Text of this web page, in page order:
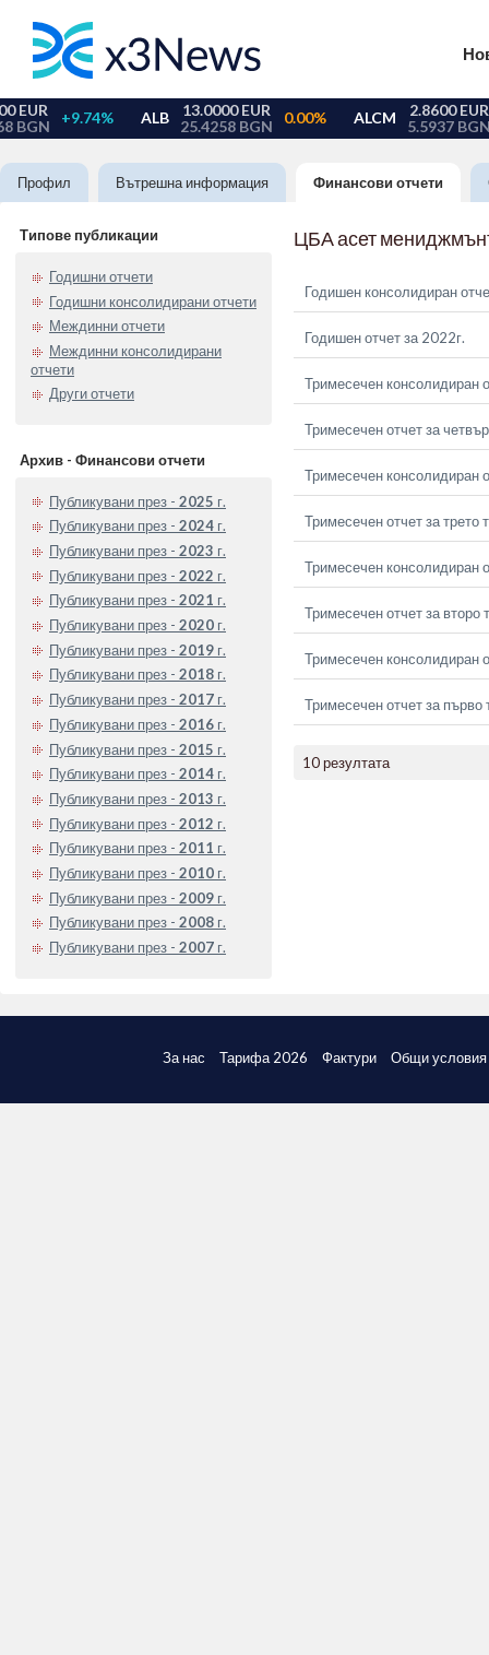
Профил Вътрешна информация Финансови отчети
Типове публикации
Годишни отчети
Годишни консолидирани отчети
Междинни отчети
Междинни консолидирани
отчети
Други отчети
Архив - Финансови отчети
Публикувани през - 2025 г.
Публикувани през - 2024 г.
Публикувани през - 2023 г.
Публикувани през - 2022 г.
Публикувани през - 2021 г.
Публикувани през - 2020 г.
Публикувани през - 2019 г.
Публикувани през - 2018 г.
Публикувани през - 2017 г.
Публикувани през - 2016 г.
Публикувани през - 2015 г.
Публикувани през - 2014 г.
Публикувани през - 2013 г.
Публикувани през - 2012 г.
Публикувани през - 2011 г.
Публикувани през - 2010 г.
Публикувани през - 2009 г.
Публикувани през - 2008 г.
Публикувани през - 2007 г.
ЦБА асет
Годишен консолидиран
Годишен отчет за 2022г.
Тримесечен консолидиран
Тримесечен отчет за
Тримесечен консолидиран
Тримесечен отчет за трето
Тримесечен консолидиран
Тримесечен отчет за второ
Тримесечен консолидиран
Тримесечен отчет за
10 резултата
За нас Тарифа 2026 Фактури Общи условия